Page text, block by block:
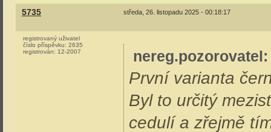
5735 středa, 26. listopadu 2025 - 00:18:17
registrovaný uživatel
číslo příspěvku: 2635
registrován: 12-2007 nereg.pozorovatel:
První varianta
Byl to určitý
cedulí a zřejmě